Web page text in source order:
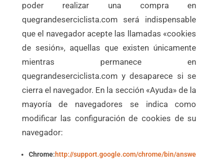
poder realizar una compra en
quegrandeserciclista.com será indispensable
que el navegador acepte las llamadas «cookies
de sesión», aquellas que existen únicamente
mientras permanece en
quegrandeserciclista.com y desaparece si se
cierra el navegador. En la sección «Ayuda» de la
mayoría de navegadores se indica como
modificar las configuración de cookies de su
navegador:
Chrome:http://support.google.com/chrome/bin/answe